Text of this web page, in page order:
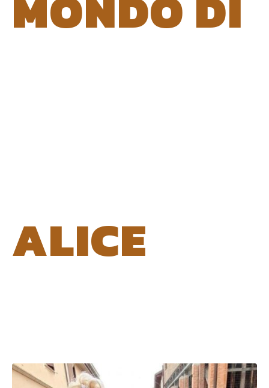
ALICE